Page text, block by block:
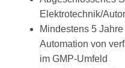
Elektrotechnik/
Mindestens 5
Automation von
im GMP-Umfeld